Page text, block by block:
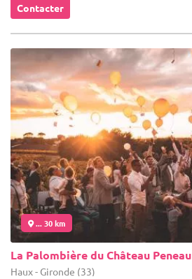
Contacter
... 30 km
La Palombière du Château Peneau
Haux - Gironde (33)